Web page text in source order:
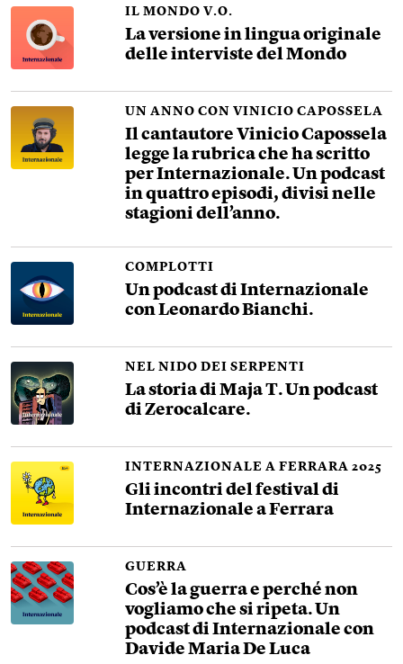
IL MONDO V.O.
La versione in lingua originale
delle interviste del Mondo
UN ANNO CON VINICIO CAPOSSELA
Il cantautore Vinicio Capossela
legge la rubrica che ha scritto
per Internazionale. Un podcast
in quattro episodi, divisi nelle
stagioni dell’anno.
COMPLOTTI
Un podcast di Internazionale
con Leonardo Bianchi.
NEL NIDO DEI SERPENTI
La storia di Maja T. Un podcast
di Zerocalcare.
INTERNAZIONALE A FERRARA 2025
Gli incontri del festival di
Internazionale a Ferrara
GUERRA
Cos’è la guerra e perché non
vogliamo che si ripeta. Un
podcast di Internazionale con
Davide Maria De Luca